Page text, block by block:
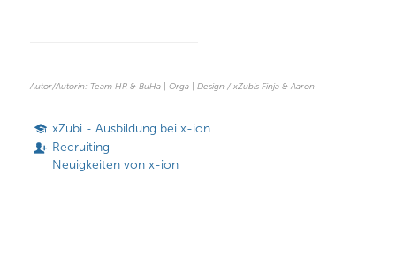
Autor/Autorin: Team HR & BuHa | Orga | Design / xZubis Finja & Aaron
xZubi - Ausbildung bei x-ion
Recruiting
Neuigkeiten von x-ion